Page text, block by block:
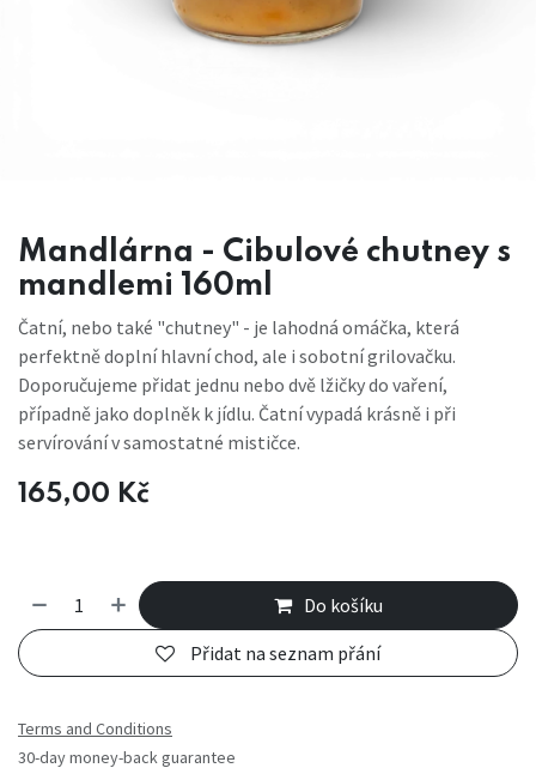
Mandlárna - Cibulové chutney s
mandlemi 160ml
Čatní, nebo také "chutney" - je lahodná omáčka, která
perfektně doplní hlavní chod, ale i sobotní grilovačku.
Doporučujeme přidat jednu nebo dvě lžičky do vaření,
případně jako doplněk k jídlu. Čatní vypadá krásně i při
servírování v samostatné mističce.
165,00 Kč
Do košíku
Přidat na seznam přání
Terms and Conditions
30-day money-back guarantee